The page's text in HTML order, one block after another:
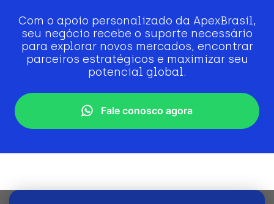
Com o apoio personalizado da ApexBrasil,
seu negócio recebe o suporte necessário
para explorar novos mercados, encontrar
parceiros estratégicos e maximizar seu
potencial global.
Fale conosco agora